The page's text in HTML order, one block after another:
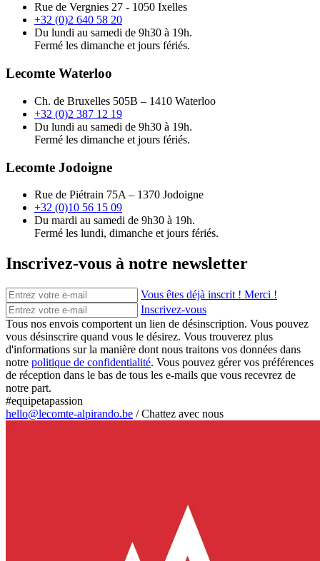
Rue de Vergnies 27 - 1050 Ixelles
+32 (0)2 640 58 20
Du lundi au samedi de 9h30 à 19h.
Fermé les dimanche et jours fériés.
Lecomte Waterloo
Ch. de Bruxelles 505B – 1410 Waterloo
+32 (0)2 387 12 19
Du lundi au samedi de 9h30 à 19h.
Fermé les dimanche et jours fériés.
Lecomte Jodoigne
Rue de Piétrain 75A – 1370 Jodoigne
+32 (0)10 56 15 09
Du mardi au samedi de 9h30 à 19h.
Fermé les lundi, dimanche et jours fériés.
Inscrivez-vous à notre newsletter
Vous êtes déjà inscrit ! Merci !
Inscrivez-vous
Tous nos envois comportent un lien de désinscription. Vous pouvez
vous désinscrire quand vous le désirez. Vous trouverez plus
d'informations sur la manière dont nous traitons vos données dans
notre politique de confidentialité. Vous pouvez gérer vos préférences
de réception dans le bas de tous les e-mails que vous recevrez de
notre part.
#equipetapassion
hello@lecomte-alpirando.be /Chattez avec nous